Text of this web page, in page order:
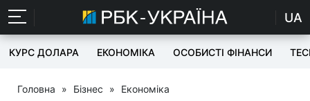
UA
КУРС ДОЛАРА ЕКОНОМІКА ОСОБИСТІ ФІНАНСИ
Головна » Бізнес » Економіка